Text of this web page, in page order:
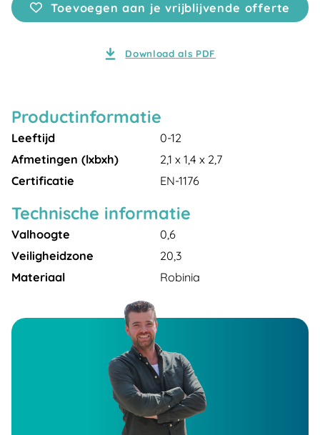
Toevoegen aan je vrijblijvende offerte
Download als PDF
Productinformatie
Leeftijd
0-12
Afmetingen (lxbxh)
2,1 x 1,4 x 2,7
Certificatie
EN-1176
Technische informatie
Valhoogte
0,6
Veiligheidzone
20,3
Materiaal
Robinia